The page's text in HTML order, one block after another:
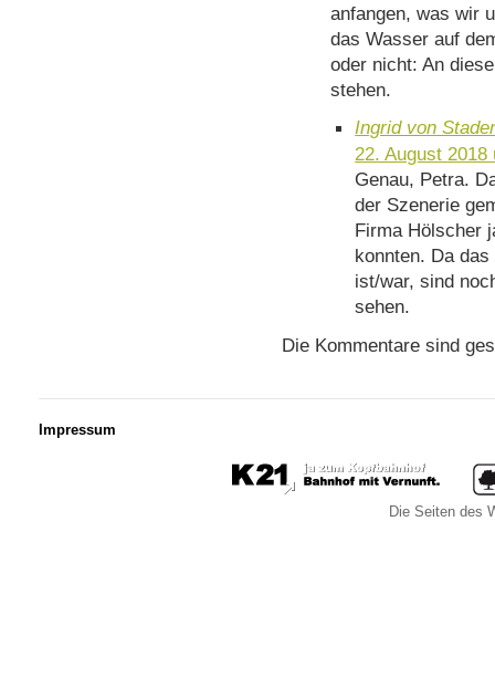
anfangen, was wir
das Wasser auf
oder nicht: An
stehen.
Ingrid von
22. August 2018
Genau, Petra.
der Szenerie
Firma Hölscher
konnten. Da
ist/war, sind
sehen.
Die Kommentare sind
Impressum
Die Seiten des